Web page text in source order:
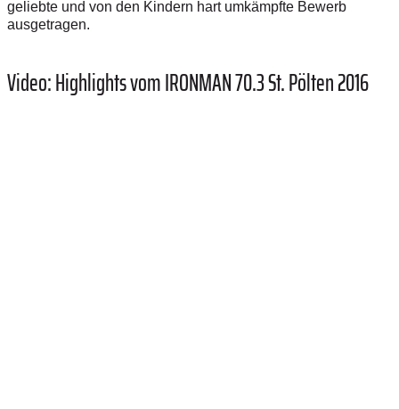
geliebte und von den Kindern hart umkämpfte Bewerb
ausgetragen.
Video: Highlights vom IRONMAN 70.3 St. Pölten 2016